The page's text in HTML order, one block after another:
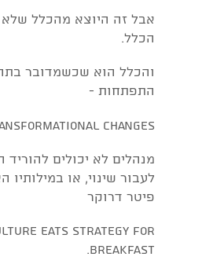
אבל זה היוצא מהכלל
הכלל.
והכלל הוא שכשמדובר
התפתחות -
changes
מנהלים לא יכולים להוריד
לעבור שינוי, או במילותיו
פיטר דרוקר
eats strategy for
breakfast.